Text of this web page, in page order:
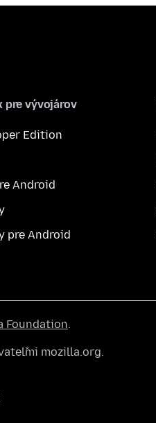
pre vývojárov
Edition
Android
pre Android
Foundation.
mozilla.org.